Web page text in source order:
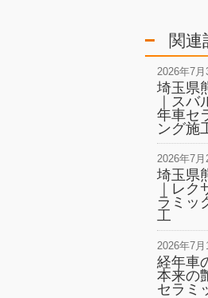
関連
2026年7月
埼玉県
｜ス
年車セ
ング施
2026年7月
埼玉県
｜レ
ラミッ
工
2026年7月
経年車
本来の
セラミ